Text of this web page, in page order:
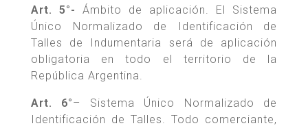
Art. 5°-
Ámbito de aplicación. El Sistema
Único Normalizado de Identificación de
Talles de Indumentaria será de aplicación
obligatoria en todo el territorio de la
República Argentina.
Art. 6°– Sistema Único Normalizado de
Identificación de Talles. Todo comerciante,